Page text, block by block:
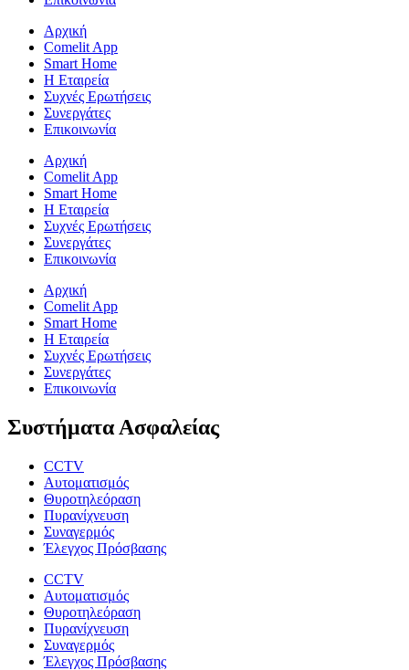
Αρχική
Comelit App
Smart Home
Η Εταιρεία
Συχνές Ερωτήσεις
Συνεργάτες
Επικοινωνία
Αρχική
Comelit App
Smart Home
Η Εταιρεία
Συχνές Ερωτήσεις
Συνεργάτες
Επικοινωνία
Αρχική
Comelit App
Smart Home
Η Εταιρεία
Συχνές Ερωτήσεις
Συνεργάτες
Επικοινωνία
Συστήματα Ασφαλείας
CCTV
Αυτοματισμός
Θυροτηλεόραση
Πυρανίχνευση
Συναγερμός
Έλεγχος Πρόσβασης
CCTV
Αυτοματισμός
Θυροτηλεόραση
Πυρανίχνευση
Συναγερμός
Έλεγχος Πρόσβασης